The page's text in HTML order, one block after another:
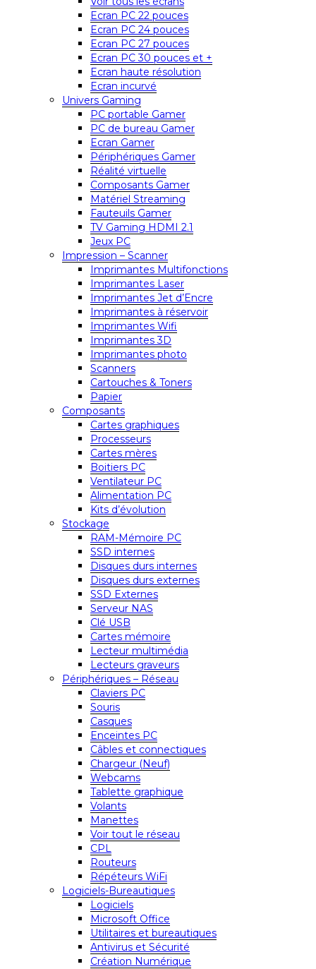
Ecran PC 22 pouces
Ecran PC 24 pouces
Ecran PC 27 pouces
Ecran PC 30 pouces et +
Ecran haute résolution
Ecran incurvé
Univers Gaming
PC portable Gamer
PC de bureau Gamer
Ecran Gamer
Périphériques Gamer
Réalité virtuelle
Composants Gamer
Matériel Streaming
Fauteuils Gamer
TV Gaming HDMI 2.1
Jeux PC
Impression – Scanner
Imprimantes Multifonctions
Imprimantes Laser
Imprimantes Jet d’Encre
Imprimantes à réservoir
Imprimantes Wifi
Imprimantes 3D
Imprimantes photo
Scanners
Cartouches & Toners
Papier
Composants
Cartes graphiques
Processeurs
Cartes mères
Boitiers PC
Ventilateur PC
Alimentation PC
Kits d’évolution
Stockage
RAM-Mémoire PC
SSD internes
Disques durs internes
Disques durs externes
SSD Externes
Serveur NAS
Clé USB
Cartes mémoire
Lecteur multimédia
Lecteurs graveurs
Périphériques – Réseau
Claviers PC
Souris
Casques
Enceintes PC
Câbles et connectiques
Chargeur (Neuf)
Webcams
Tablette graphique
Volants
Manettes
Voir tout le réseau
CPL
Routeurs
Répéteurs WiFi
Logiciels-Bureautiques
Logiciels
Microsoft Office
Utilitaires et bureautiques
Antivirus et Sécurité
Création Numérique